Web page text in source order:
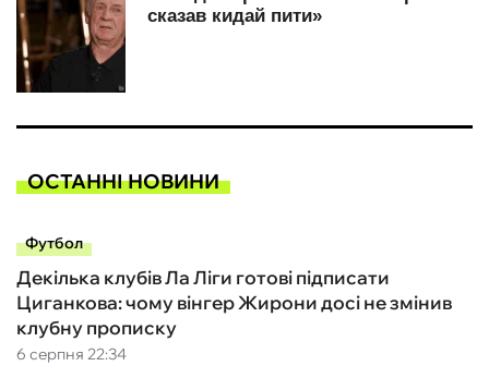
ОСТАННІ НОВИНИ
Футбол
6 серпня 22:34
Декілька клубів Ла Ліги готові підписати
Циганкова: чому вінгер Жирони досі не змінив
клубну прописку